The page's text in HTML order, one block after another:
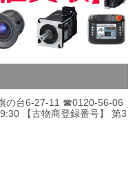
の台6-27-11 ☎0120-56-06
【古物商登録番号】 第3